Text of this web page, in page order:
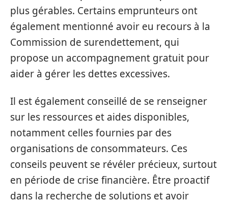
plus gérables. Certains emprunteurs ont
également mentionné avoir eu recours à la
Commission de surendettement, qui
propose un accompagnement gratuit pour
aider à gérer les dettes excessives.
Il est également conseillé de se renseigner
sur les ressources et aides disponibles,
notamment celles fournies par des
organisations de consommateurs. Ces
conseils peuvent se révéler précieux, surtout
en période de crise financière. Être proactif
dans la recherche de solutions et avoir